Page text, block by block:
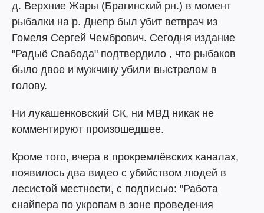
д. Верхние Жары (Брагинский рн.) в момент
рыбалки на р. Днепр был убит ветврач из
Гомеля Сергей Чембрович. Сегодня издание
"Радыё Свабода" подтвердило , что рыбаков
было двое и мужчину убили выстрелом в
голову.
Ни лукашенковский СК, ни МВД никак не
комментируют произошедшее.
Кроме того, вчера в прокремлёвских каналах,
появилось два видео с убийством людей в
лесистой местности, с подписью: "Работа
снайпера по укропам в зоне проведения